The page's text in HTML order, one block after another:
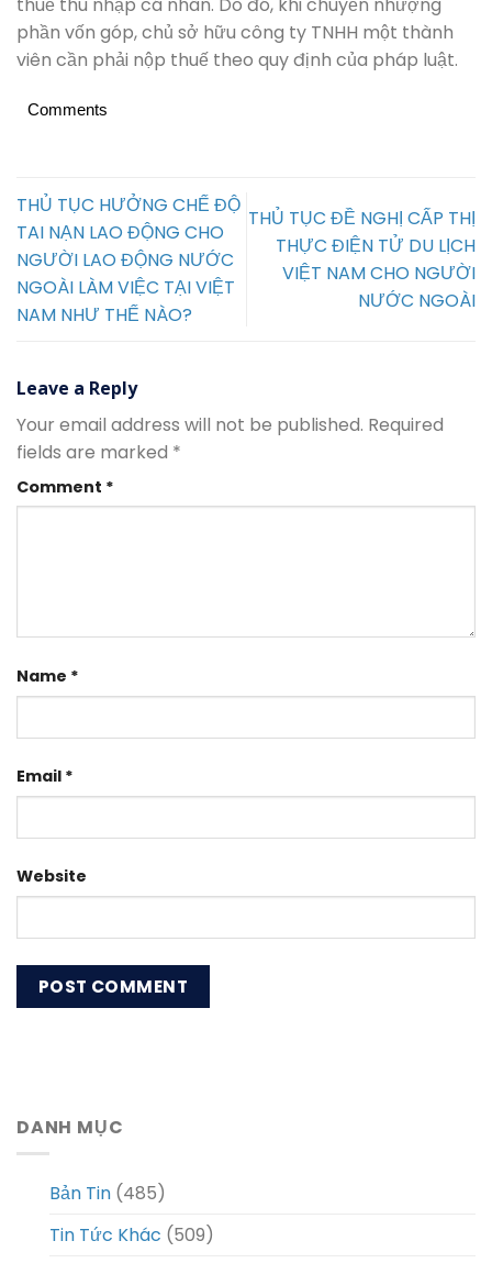
phần vốn góp, chủ sở hữu công ty TNHH một thành
viên cần phải nộp thuế theo quy định của pháp luật.
Comments
THỦ TỤC HƯỞNG CHẾ ĐỘ
TAI NẠN LAO ĐỘNG CHO
NGƯỜI LAO ĐỘNG NƯỚC
NGOÀI LÀM VIỆC TẠI VIỆT
NAM NHƯ THẾ NÀO?
THỦ TỤC ĐỀ NGHỊ CẤP THỊ
THỰC ĐIỆN TỬ DU LỊCH
VIỆT NAM CHO NGƯỜI
NƯỚC NGOÀI
Leave a Reply
Your email address will not be published. Required
fields are marked *
Comment *
Name *
Email *
Website
DANH MỤC
Bản Tin (485)
Tin Tức Khác (509)